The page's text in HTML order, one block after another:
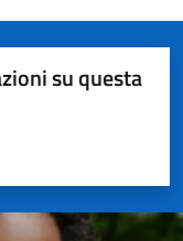
su questa